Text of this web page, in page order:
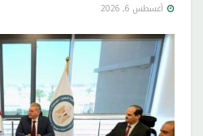
أغسطس 6, 2026